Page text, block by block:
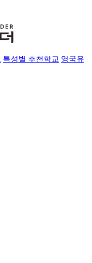
특성별 추천학교 영국유